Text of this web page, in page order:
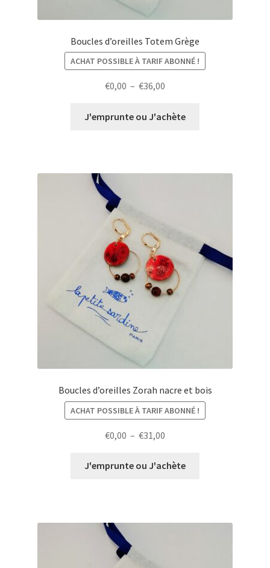
Boucles d’oreilles Totem Grège
ACHAT POSSIBLE À TARIF ABONNÉ !
€0,00 – €36,00
prix :
J'emprunte ou J'achète
Boucles d’oreilles Zorah nacre et bois
ACHAT POSSIBLE À TARIF ABONNÉ !
€0,00 – €31,00
prix :
J'emprunte ou J'achète